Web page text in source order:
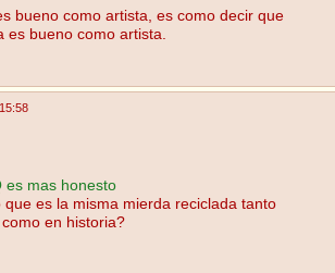
bueno como artista, es como decir que
es bueno como artista.
es mas honesto
que es la misma mierda reciclada tanto
en historia?